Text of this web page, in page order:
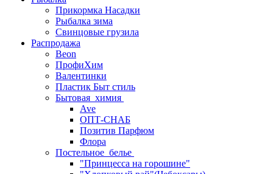
Прикормка Насадки
Рыбалка зима
Свинцовые грузила
Распродажа
Beon
ПрофиХим
Валентинки
Пластик Быт стиль
Бытовая_химия
Ave
ОПТ-СНАБ
Позитив Парфюм
Флора
Постельное_белье
"Принцесса на горошине"